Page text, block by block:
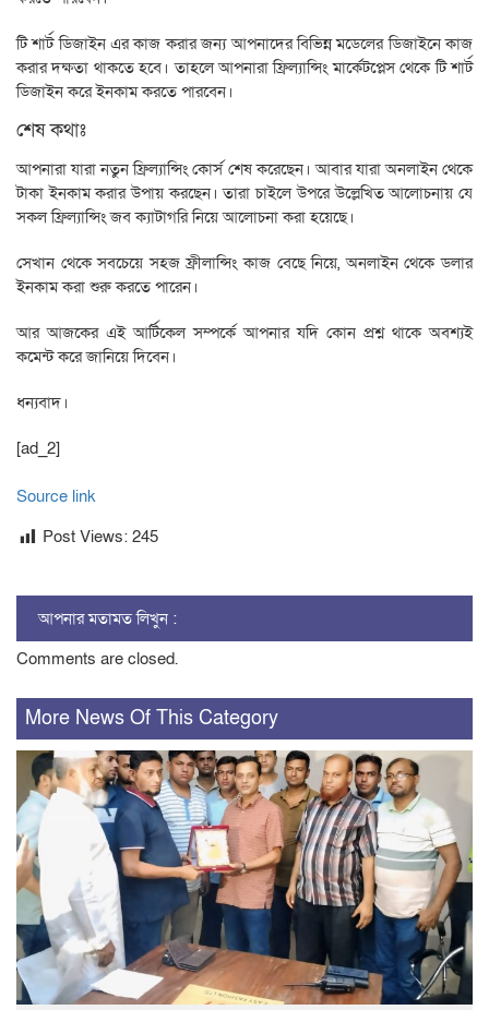
টি শার্ট ডিজাইন এর কাজ করার জন্য আপনাদের বিভিন্ন মডেলের ডিজাইনে কাজ
করার দক্ষতা থাকতে হবে। তাহলে আপনারা ফ্রিল্যান্সিং মার্কেটপ্লেস থেকে টি শার্ট
ডিজাইন করে ইনকাম করতে পারবেন।
শেষ কথাঃ
আপনারা যারা নতুন ফ্রিল্যান্সিং কোর্স শেষ করেছেন। আবার যারা অনলাইন থেকে
টাকা ইনকাম করার উপায় করছেন। তারা চাইলে উপরে উল্লেখিত আলোচনায় যে
সকল ফ্রিল্যান্সিং জব ক্যাটাগরি নিয়ে আলোচনা করা হয়েছে।
সেখান থেকে সবচেয়ে সহজ ফ্রীলান্সিং কাজ বেছে নিয়ে, অনলাইন থেকে ডলার
ইনকাম করা শুরু করতে পারেন।
আর আজকের এই আর্টিকেল সম্পর্কে আপনার যদি কোন প্রশ্ন থাকে অবশ্যই
কমেন্ট করে জানিয়ে দিবেন।
ধন্যবাদ।
[ad_2]
Source link
Post Views: 245
আপনার মতামত লিখুন :
Comments are closed.
More News Of This Category